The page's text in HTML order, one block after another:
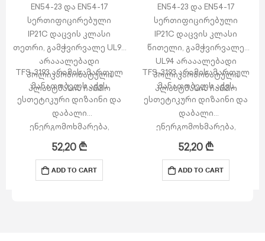
EN54-23 და EN54-17
სერთიფიცირებული
IP21C დაცვის კლასი
თეთრი, გამჭვირვალე UL94
არააალებადი
პოლიკარბონატული
პლასტმასის ჩარჩო
TFS-3193 არამისამართულ
მანათობელს აქვს
ესთეტიკური დიზაინი და
დაბალი
ენერგომოხმარება,
შესაფერისია ნებისმიერი
ბრენდის
ხანძარსაწინააღმდეგო
სისტემებთან
52,20₾
ADD TO CART
EN54-23 და EN54-17
სერთიფიცირებული
IP21C დაცვის კლასი
წითელი, გამჭვირვალე
UL94 არააალებადი
პოლიკარბონატული
პლასტმასის ჩარჩო
TFS-3193 არამისამართულ
მანათობელს აქვს
ესთეტიკური დიზაინი და
დაბალი
ენერგომოხმარება,
შესაფერისია ნებისმიერი
ბრენდის
ხანძარსაწინააღმდეგო
სისტემებთან
52,20₾
ADD TO CART